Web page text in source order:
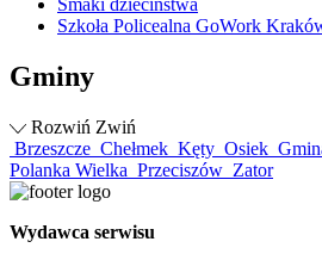
Smaki dzieciństwa
Szkoła Policealna GoWork
Gminy
Rozwiń Zwiń
Brzeszcze Chełmek Kęty Osiek
Polanka Wielka Przeciszów Zator
Wydawca serwisu